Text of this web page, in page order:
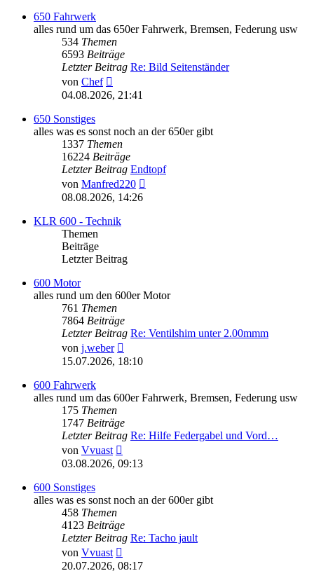
650 Fahrwerk
alles rund um das 650er Fahrwerk, Bremsen, Federung usw
534 Themen
6593 Beiträge
Letzter Beitrag Re: Bild Seitenständer
von Chef
Beitrag
04.08.2026, 21:41
650 Sonstiges
alles was es sonst noch an der 650er gibt
1337 Themen
16224 Beiträge
Letzter Beitrag Endtopf
von Manfred220
08.08.2026, 14:26
KLR 600 - Technik
Themen
Beiträge
Letzter Beitrag
600 Motor
alles rund um den 600er Motor
761 Themen
7864 Beiträge
Letzter Beitrag Re: Ventilshim unter 2.00mmm
von j.weber
Beitrag
15.07.2026, 18:10
600 Fahrwerk
alles rund um das 600er Fahrwerk, Bremsen, Federung usw
175 Themen
1747 Beiträge
Letzter Beitrag Re: Hilfe Federgabel und Vord…
von Vvuast
Beitrag
03.08.2026, 09:13
600 Sonstiges
alles was es sonst noch an der 600er gibt
458 Themen
4123 Beiträge
Letzter Beitrag Re: Tacho jault
von Vvuast
Beitrag
20.07.2026, 08:17